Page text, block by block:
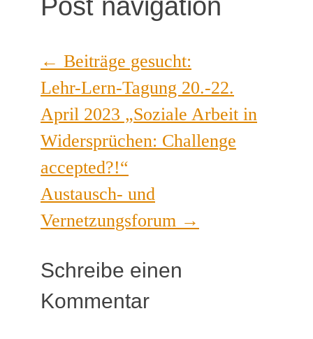
← Beiträge gesucht:
Lehr-Lern-Tagung 20.-22.
April 2023 „Soziale Arbeit in
Widersprüchen: Challenge
accepted?!“
Austausch- und
Vernetzungsforum →
Schreibe einen
Kommentar